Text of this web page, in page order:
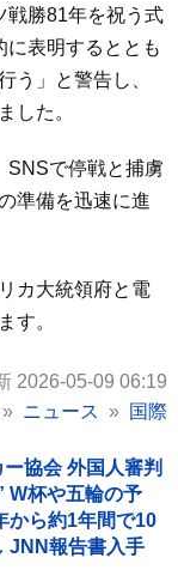
戦勝81年を祝う式
表明するととも
う」と警告し、
した。
SNSで停戦と捕虜
準備を迅速に進
カ大統領府と電
す。
2026-05-09 06:19
ニュース 国際
協会 外国人審判
W杯や五輪の予
から約1年間で10
JNN報告書入手